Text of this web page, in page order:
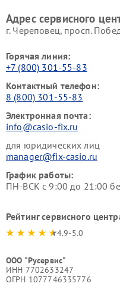
Адрес сервисного
г. Череповец, просп.
Горячая линия:
+7 (800) 301-55-83
Контактный телефон:
8 (800) 301-55-83
Электронная почта:
info@casio-fix.ru
для юридических лиц
manager@fix-casio.ru
График работы:
ПН-ВСК с 9:00 до 21:00
Рейтинг сервисного
4.9-5.0
ООО "Русервис"
ИНН 7702633247
ОГРН 1077746335776